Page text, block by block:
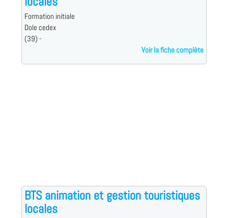
Formation initiale
Dole cedex
(39) -
Voir la fiche complète
BTS animation et gestion touristiques
locales